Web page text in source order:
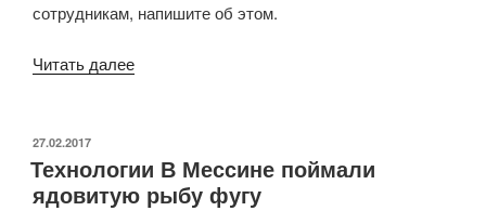
сотрудникам, напишите об этом.
Читать далее
сотрудничеству»
ОПУБЛИКОВАНО
27.02.2017
Технологии В Мессине поймали
ядовитую рыбу фугу